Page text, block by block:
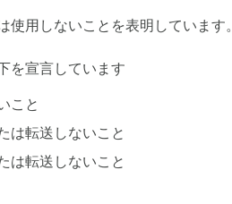
用しないことを表明しています。
を宣言しています
こと
は転送しないこと
は転送しないこと